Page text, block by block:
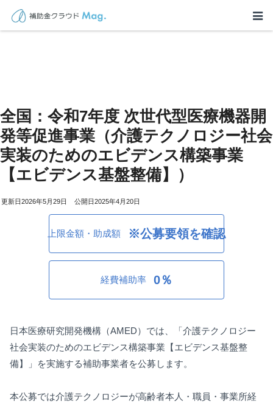
全国：令和7年度 次世代型医療機器開
発等促進事業（介護テクノロジー社会
実装のためのエビデンス構築事業
【エビデンス基盤整備】）
2026年5月29日 2025年4月20日
上限金額・助成額 ※公募要領を確認
経費補助率 0％
日本医療研究開発機構（AMED）では、「介護テクノロジー
社会実装のためのエビデンス構築事業【エビデンス基盤整
備】」を実施する補助事業者を公募します。
本公募では介護テクノロジーが高齢者本人・職員・事業所経